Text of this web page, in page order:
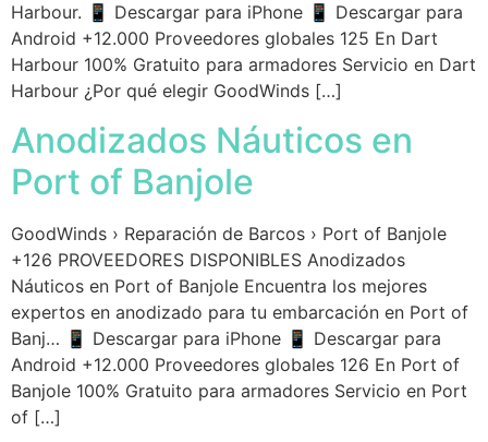
Harbour. 📱 Descargar para iPhone 📱 Descargar para
Android +12.000 Proveedores globales 125 En Dart
Harbour 100% Gratuito para armadores Servicio en Dart
Harbour ¿Por qué elegir GoodWinds […]
Anodizados Náuticos en
Port of Banjole
GoodWinds › Reparación de Barcos › Port of Banjole
+126 PROVEEDORES DISPONIBLES Anodizados
Náuticos en Port of Banjole Encuentra los mejores
expertos en anodizado para tu embarcación en Port of
Banj… 📱 Descargar para iPhone 📱 Descargar para
Android +12.000 Proveedores globales 126 En Port of
Banjole 100% Gratuito para armadores Servicio en Port
of […]